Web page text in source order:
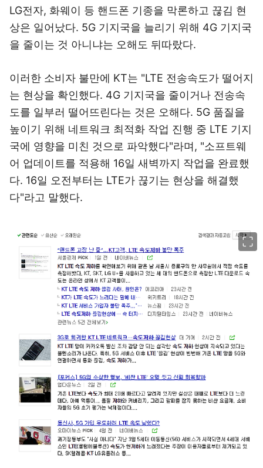
LG전자, 화웨이 등 핸드폰 기종을 막론하고 끊김 현
상은 일어났다. 5G 기지국을 늘리기 위해 4G 기지국
을 줄이는 것 아니냐는 오해도 뒤따랐다.
이러한 소비자 불만에 KT는 "LTE 전송속도가 떨어지
는 현상을 확인했다. 4G 기지국을 줄이거나 전송속
도를 일부러 떨어뜨린다는 것은 오해다. 5G 품질을
높이기 위해 네트워크 최적화 작업 진행 중 LTE 기지
국에 영향을 미친 것으로 파악했다"라며, "소프트웨
어 업데이트를 적용해 16일 새벽까지 작업을 완료했
다. 16일 오전부터는 LTE가 끊기는 현상을 해결했
다"라고 말했다.